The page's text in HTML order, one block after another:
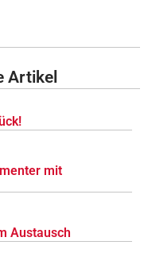
Artikel
mit
Austausch